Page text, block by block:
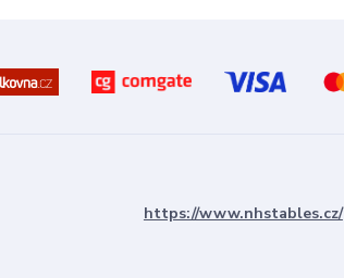
https://www.nhstables.cz/